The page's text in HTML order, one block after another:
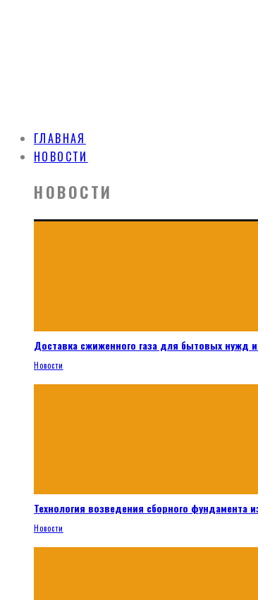
ГЛАВНАЯ
НОВОСТИ
НОВОСТИ
Доставка сжиженного газа для бытовых нужд
Новости
Технология возведения сборного фундамента
Новости